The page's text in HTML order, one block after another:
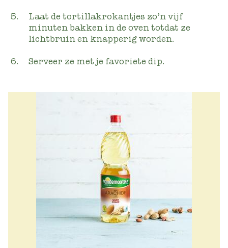
Laat de tortillakrokantjes zo’n vijf
minuten bakken in de oven totdat ze
lichtbruin en knapperig worden.
Serveer ze met je favoriete dip.